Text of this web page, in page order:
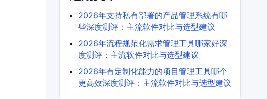
2026年支持私有部署的产品管理系统有哪
些深度测评：主流软件对比与选型建议
2026年流程规范化需求管理工具哪家好深
度测评：主流软件对比与选型建议
2026年有定制化能力的项目管理工具哪个
更高效深度测评：主流软件对比与选型建议